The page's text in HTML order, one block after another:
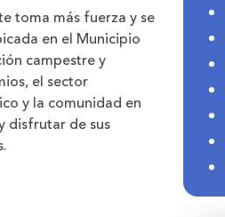
toma más fuerza y se
en el Municipio
campestre y
el sector
y la comunidad en
disfrutar de sus